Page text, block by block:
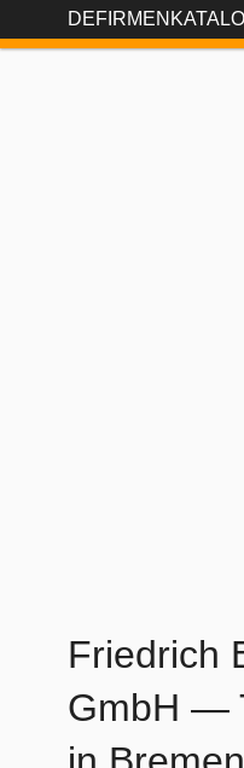
Friedrich
GmbH —